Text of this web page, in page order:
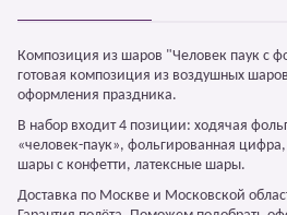
Композиция из шаров "Человек паук с
готовая композиция из воздушных
оформления праздника.
В набор входит 4 позиции: ходячая
«человек-паук», фольгированная
шары с конфетти, латексные шары.
Доставка по Москве и Московской